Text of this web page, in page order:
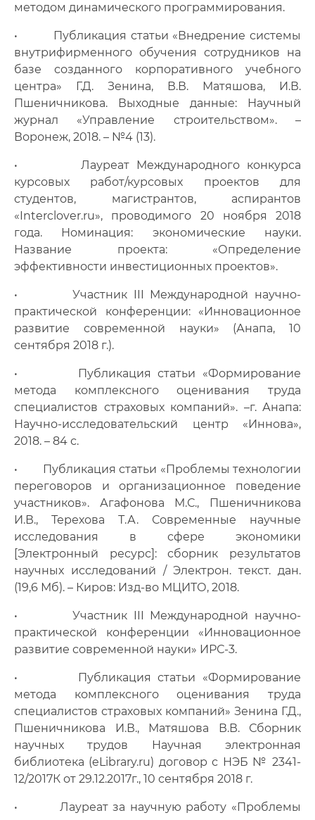
методом динамического программирования.
• Публикация статьи «Внедрение системы
внутрифирменного обучения сотрудников на
базе созданного корпоративного учебного
центра» Г.Д. Зенина, В.В. Матяшова, И.В.
Пшеничникова. Выходные данные: Научный
журнал «Управление строительством». –
Воронеж, 2018. – №4 (13).
• Лауреат Международного конкурса
курсовых работ/курсовых проектов для
студентов, магистрантов, аспирантов
«Interclover.ru», проводимого 20 ноября 2018
года. Номинация: экономические науки.
Название проекта: «Определение
эффективности инвестиционных проектов».
• Участник III Международной научно-
практической конференции: «Инновационное
развитие современной науки» (Анапа, 10
сентября 2018 г.).
• Публикация статьи «Формирование
метода комплексного оценивания труда
специалистов страховых компаний». –г. Анапа:
Научно-исследовательский центр «Иннова»,
2018. – 84 с.
• Публикация статьи «Проблемы технологии
переговоров и организационное поведение
участников». Агафонова М.С., Пшеничникова
И.В., Терехова Т.А. Современные научные
исследования в сфере экономики
[Электронный ресурс]: сборник результатов
научных исследований / Электрон. текст. дан.
(19,6 Мб). – Киров: Изд-во МЦИТО, 2018.
• Участник III Международной научно-
практической конференции «Инновационное
развитие современной науки» ИРС-3.
• Публикация статьи «Формирование
метода комплексного оценивания труда
специалистов страховых компаний» Зенина Г.Д.,
Пшеничникова И.В., Матяшова В.В. Сборник
научных трудов Научная электронная
библиотека (eLibrary.ru) договор с НЭБ № 2341-
12/2017К от 29.12.2017г., 10 сентября 2018 г.
• Лауреат за научную работу «Проблемы